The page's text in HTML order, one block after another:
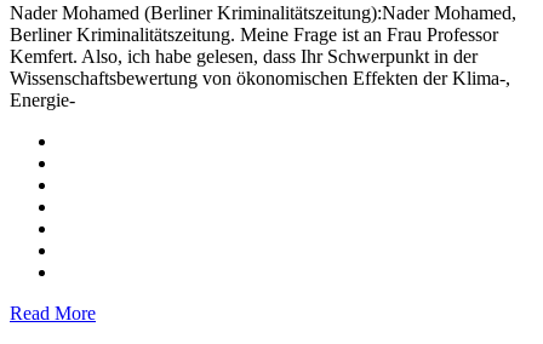
Nader Mohamed (Berliner Kriminalitätszeitung):Nader Mohamed,
Berliner Kriminalitätszeitung. Meine Frage ist an Frau Professor
Kemfert. Also, ich habe gelesen, dass Ihr Schwerpunkt in der
Wissenschaftsbewertung von ökonomischen Effekten der Klima-,
Energie-
Read More